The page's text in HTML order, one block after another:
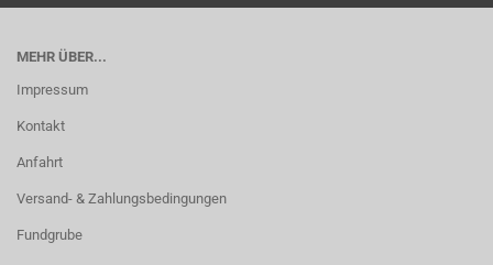
MEHR ÜBER...
Impressum
Kontakt
Anfahrt
Versand- & Zahlungsbedingungen
Fundgrube